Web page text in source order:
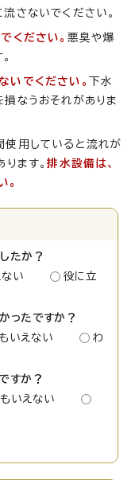
さないでください。
ください。 悪臭や爆
いでください。
下水
なうおそれがありま
使用していると流れが
ります。排水設備は、
。
たか？
ない
役に立
ったですか？
いえない
わ
すか？
もいえない